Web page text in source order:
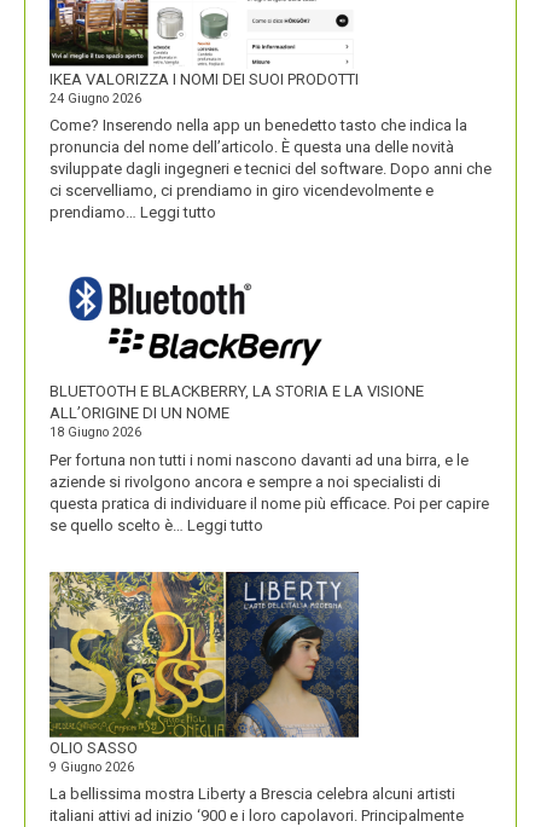
IKEA VALORIZZA I NOMI DEI SUOI PRODOTTI
24 Giugno 2026
Come? Inserendo nella app un benedetto tasto che indica la
pronuncia del nome dell’articolo. È questa una delle novità
sviluppate dagli ingegneri e tecnici del software. Dopo anni che
ci scervelliamo, ci prendiamo in giro vicendevolmente e
prendiamo… Leggi tutto
NOMI
DEI
SUOI
PRODOTTI
BLUETOOTH E BLACKBERRY, LA STORIA E LA VISIONE
ALL’ORIGINE DI UN NOME
18 Giugno 2026
Per fortuna non tutti i nomi nascono davanti ad una birra, e le
aziende si rivolgono ancora e sempre a noi specialisti di
questa pratica di individuare il nome più efficace. Poi per capire
se quello scelto è… Leggi tutto
BLACKBERRY,
LA
STORIA
E
LA
VISIONE
ALL’ORIGINE
DI
NOME
OLIO SASSO
9 Giugno 2026
La bellissima mostra Liberty a Brescia celebra alcuni artisti
italiani attivi ad inizio ‘900 e i loro capolavori. Principalmente